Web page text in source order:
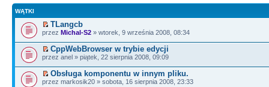
WĄTKI
TLangcb
przez Michal-S2 » wtorek, 9 września 2008, 08:34
CppWebBrowser w trybie edycji
przez anel » piątek, 22 sierpnia 2008, 09:09
Obsługa komponentu w innym pliku.
przez markosik20 » sobota, 16 sierpnia 2008, 23:33